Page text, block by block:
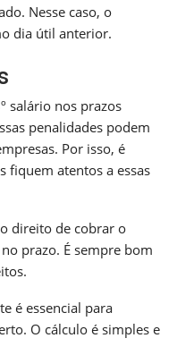
Nesse caso, o
dia útil anterior.
salário nos prazos
penalidades podem
Por isso, é
fiquem atentos a essas
direito de cobrar o
prazo. É sempre bom
é essencial para
O cálculo é simples e